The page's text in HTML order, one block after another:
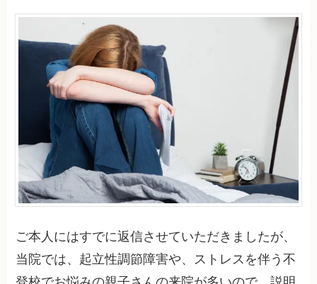
ご本人にはすでに返信させていただきましたが、
当院では、起立性調節障害や、ストレスを伴う不